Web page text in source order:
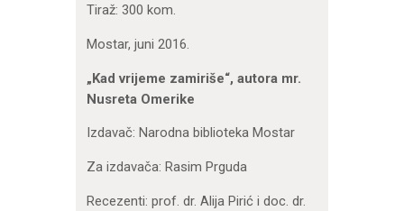
Tiraž: 300 kom.
Mostar, juni 2016.
„Kad vrijeme zamiriše“, autora mr.
Nusreta Omerike
Izdavač: Narodna biblioteka Mostar
Za izdavača: Rasim Prguda
Recezenti: prof. dr. Alija Pirić i doc. dr.